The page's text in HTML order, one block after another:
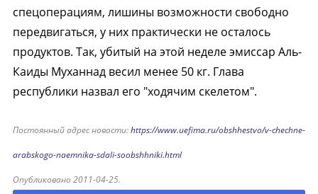
спецоперациям, лишины возможности свободно
передвигаться, у них практически не осталось
продуктов. Так, убитый на этой неделе эмиссар Аль-
Каиды Муханнад весил менее 50 кг. Глава
республики назвал его "ходячим скелетом".
Постоянный адрес новости:https://www.uefima.ru/obshhestvo/v-chechne-
arabskogo-naemnika-sdali-soobshhniki.html
Опубликовано 2011-04-25.